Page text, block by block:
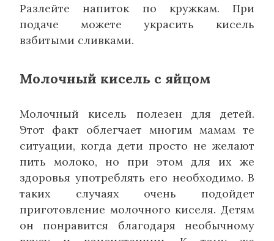
Разлейте напиток по кружкам. При
подаче можете украсить кисель
взбитыми сливками.
Молочный кисель с яйцом
Молочный кисель полезен для детей.
Этот факт облегчает многим мамам те
ситуации, когда дети просто не желают
пить молоко, но при этом для их же
здоровья употреблять его необходимо. В
таких случаях очень подойдет
приготовление молочного киселя. Детям
он понравится благодаря необычному